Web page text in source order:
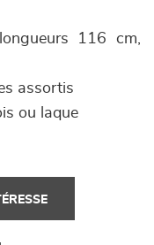
116 cm,
assortis
ou laque